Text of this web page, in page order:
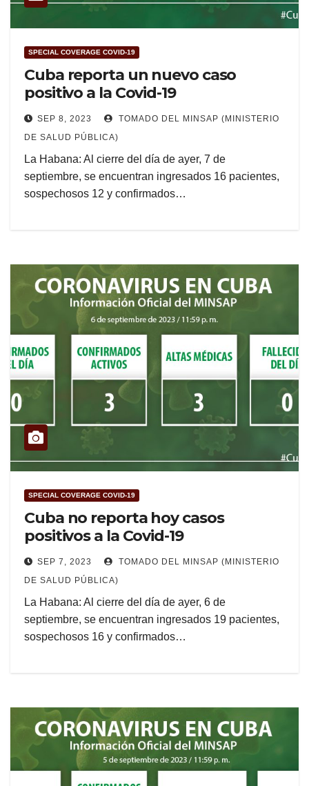
SPECIAL COVERAGE COVID-19
Cuba reporta un nuevo caso
positivo a la Covid-19
SEP 8, 2023
TOMADO DEL MINSAP (MINISTERIO
DE SALUD PÚBLICA)
La Habana: Al cierre del día de ayer, 7 de
septiembre, se encuentran ingresados 16 pacientes,
sospechosos 12 y confirmados…
SPECIAL COVERAGE COVID-19
Cuba no reporta hoy casos
positivos a la Covid-19
SEP 7, 2023
TOMADO DEL MINSAP (MINISTERIO
DE SALUD PÚBLICA)
La Habana: Al cierre del día de ayer, 6 de
septiembre, se encuentran ingresados 19 pacientes,
sospechosos 16 y confirmados…